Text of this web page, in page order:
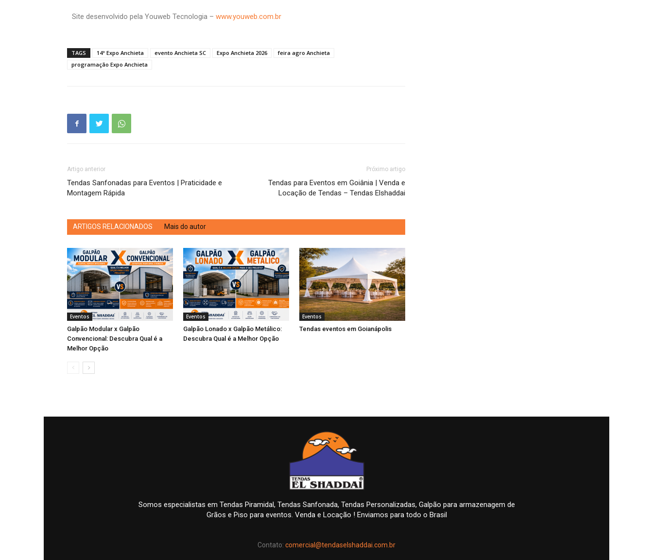
Site desenvolvido pela Youweb Tecnologia – www.youweb.com.br
TAGS 14ª Expo Anchieta evento Anchieta SC Expo Anchieta 2026
feira agro Anchieta
programação Expo Anchieta
Artigo anterior
Tendas Sanfonadas para Eventos | Praticidade e
Montagem Rápida
Próximo artigo
Tendas para Eventos em Goiânia | Venda e
Locação de Tendas – Tendas Elshaddai
ARTIGOS RELACIONADOS Mais do autor
Eventos
Galpão Modular x Galpão
Convencional: Descubra Qual é a
Melhor Opção
Eventos
Galpão Lonado x Galpão Metálico:
Descubra Qual é a Melhor Opção
Eventos
Tendas eventos em Goianápolis
Somos especialistas em Tendas Piramidal, Tendas Sanfonada, Tendas Personalizadas, Galpão para armazenagem de
Grãos e Piso para eventos. Venda e Locação ! Enviamos para todo o Brasil
Contato: comercial@tendaselshaddai.com.br